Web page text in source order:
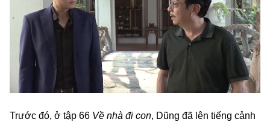
Trước đó, ở tập 66 Về nhà đi con, Dũng đã lên tiếng cảnh